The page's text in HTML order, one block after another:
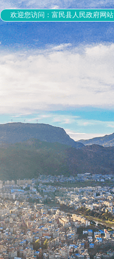
欢迎您访问：富民县人民政府网站